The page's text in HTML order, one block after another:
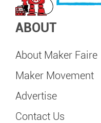
ABOUT
About Maker Faire
Maker Movement
Advertise
Contact Us